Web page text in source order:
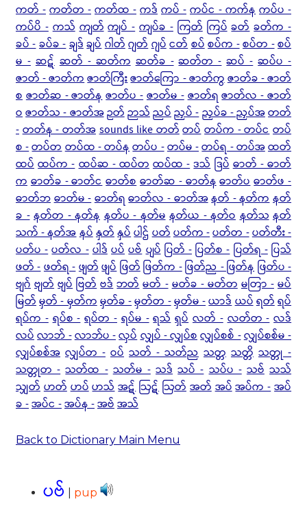
ကတ် - ကတ်တ - ကတ်ထ - ကဒ် ကပ် - ကပ်င - ကက်န ကပ်ပ -
ကပ်ပိ - ကသ် ကျတ် ကျပ် - ကျပ်ခ - ကြတ် ကြပ် ခတ် ခတ်က -
ခပ် -ခပ်ခ -ချဒ်ချပ်ဂါတ်ဂျတ်ဂျပ်ငတ်စပ်စပ်က -စပ်တ -စပ်
မ - ဆဋ် ဆတ် - ဆတ်က ဆတ်ခ - ဆတ်တ - ဆပ် - ဆပ်ပ -
ဇာတ် - ဇာတ်ကဇာတ်ကြီးဇာတ်ကြော - ဇာတ်ကွဇာတ်ခ - ဇာတ်
စဇာတ်ဆ - ဇာတ်နဇာတ်ပ -ဇာတ်မ -ဇာတ်ရ ဇာတ်လ - ဇာတ်
ဝဇာတ်သ - ဇာတ်အဉတ်ဉာသ်ညပ်ညှပ် -ညှပ်ခ - ညှပ်အတတ်
-တတ်န - တတ်အsounds like တတ်တပ်တပ်က - တပ်ငတပ်
စ -တပ်တတပ်ထ - တပ်နတပ်ပ -တပ်မ -တပ်ရ - တပ်အထတ်
ထပ် ထပ်က - ထပ်ဆ - ထပ်တ ထပ်ထ - ဒသ် ဒြပ် ဓာတ် - ဓာတ်
ကဓာတ်ခ - ဓာတ်ငဓာတ်စဓာတ်ဆ - ဓာတ်နဓာတ်ပဓာတ်ဖ -
ဓာတ်ဘဓာတ်မ -ဓာတ်ရ ဓာတ်လ - ဓာတ်အနတ် - နတ်ကနတ်
ခ - နတ်တ - နတ်န နတ်ပ - နတ်မ နတ်ယ - နတ်ဝ နတ်သ နတ်
သက် - နတ်အနပ်နှတ်နှပ်ပါဌ်ပတ်ပတ်က -ပတ်တ -ပတ်တီး -
ပတ်ပ - ပတ်လ - ပါဒ် ပပ် ပဗ် ပျပ် ပြတ် - ပြတ်စ - ပြတ်ရ - ပြသ်
ဖတ် -ဖတ်ရ -ဖျတ်ဖျပ်ဖြတ်ဖြတ်က -ဖြတ်ည - ဖြတ်နဖြတ်ပ -
ဗျဂ် ဗျတ် ဗျပ် ဗြတ် ဗဒ် ဘတ် မတ် - မတ်ခ - မတ်တ မတြာ - မပ်
မြတ်မှတ် - မှတ်ကမှတ်ခ -မှတ်တ -မှတ်မ -ယာဒ်ယပ်ရတ်ရပ်
ရပ်က - ရပ်စ - ရပ်တ - ရပ်မ - ရသ် ရှပ် လတ် - လတ်တ - လဒ်
လပ်လာဘ် -လာဘ်ပ -လှပ်လျှပ် - လျှပ်စလျှပ်စစ် -လျှပ်စစ်မ -
လျှပ်စစ်အ လျှပ်တ - ဝပ် သတ် - သတ်ည သတ္တ သတ္တိ သတ္တု -
သတ္တုတ - သတ်ထ - သတ်မ - သဒ် သပ် - သပ်ပ - သဗ် သသ်
သျှတ်ဟတ်ဟပ်ဟသ်အဋ်ဩဋ်ဩတ်အတ်အပ်အပ်က -အပ်
ခ -အပ်င -အပ်န -အဗ်အသ်
Back to Dictionary Main Menu
ပဗ် pup